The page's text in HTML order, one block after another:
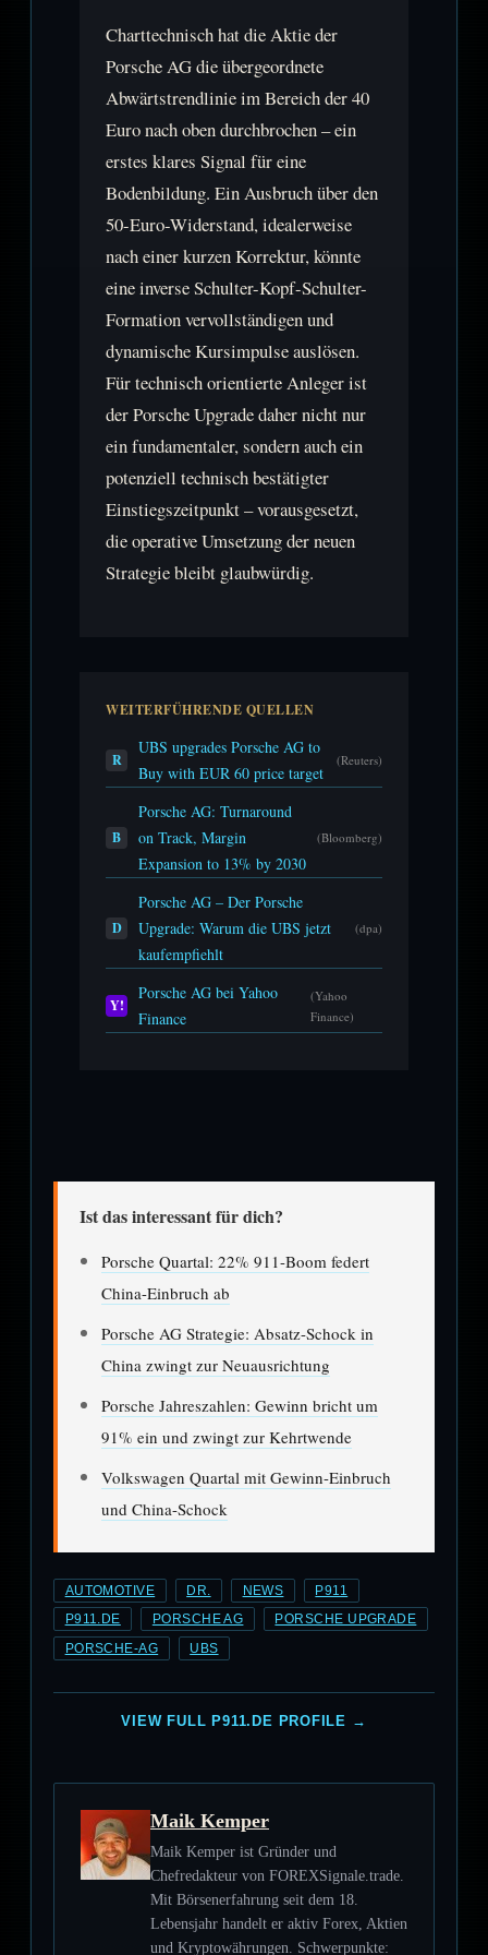
Charttechnisch hat die Aktie der
Porsche AG die übergeordnete
Abwärtstrendlinie im Bereich der 40
Euro nach oben durchbrochen – ein
erstes klares Signal für eine
Bodenbildung. Ein Ausbruch über den
50-Euro-Widerstand, idealerweise
nach einer kurzen Korrektur, könnte
eine inverse Schulter-Kopf-Schulter-
Formation vervollständigen und
dynamische Kursimpulse auslösen.
Für technisch orientierte Anleger ist
der Porsche Upgrade daher nicht nur
ein fundamentaler, sondern auch ein
potenziell technisch bestätigter
Einstiegszeitpunkt – vorausgesetzt,
die operative Umsetzung der neuen
Strategie bleibt glaubwürdig.
WEITERFÜHRENDE QUELLEN
R
UBS upgrades Porsche AG to
Buy with EUR 60 price target
(Reuters)
B
Porsche AG: Turnaround
on Track, Margin
Expansion to 13% by 2030
(Bloomberg)
D
Porsche AG – Der Porsche
Upgrade: Warum die UBS jetzt
kaufempfiehlt
(dpa)
Y!
Porsche AG bei Yahoo
Finance
(Yahoo
Finance)
Ist das interessant für dich?
Porsche Quartal: 22% 911-Boom federt
China-Einbruch ab
Porsche AG Strategie: Absatz-Schock in
China zwingt zur Neuausrichtung
Porsche Jahreszahlen: Gewinn bricht um
91% ein und zwingt zur Kehrtwende
Volkswagen Quartal mit Gewinn-Einbruch
und China-Schock
AUTOMOTIVE DR. NEWS P911
P911.DE PORSCHE AG PORSCHE UPGRADE
PORSCHE-AG UBS
VIEW FULL P911.DE PROFILE →
Maik Kemper
Maik Kemper ist Gründer und
Chefredakteur von FOREXSignale.trade.
Mit Börsenerfahrung seit dem 18.
Lebensjahr handelt er aktiv Forex, Aktien
und Kryptowährungen. Schwerpunkte: